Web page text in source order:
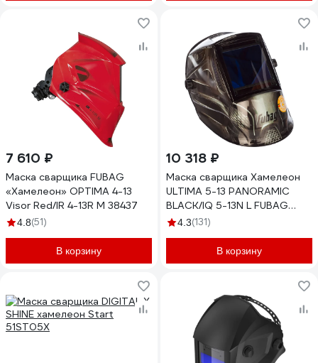
7 610 ₽
Маска сварщика FUBAG
«Хамелеон» OPTIMA 4-13
Visor Red/IR 4-13R M 38437
4.8(51)
В корзину
10 318 ₽
Маска сварщика Хамелеон
ULTIMA 5-13 PANORAMIC
BLACK/IQ 5-13N L FUBAG
992500
4.3(131)
В корзину